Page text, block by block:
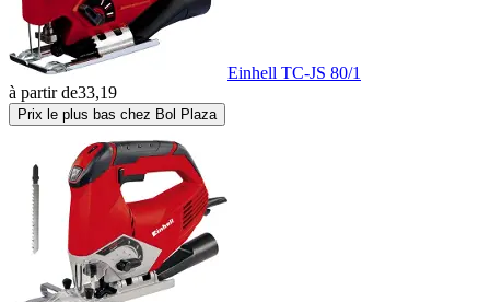
Einhell TC-JS 80/1
à partir de33,19
Prix le plus bas chez Bol Plaza